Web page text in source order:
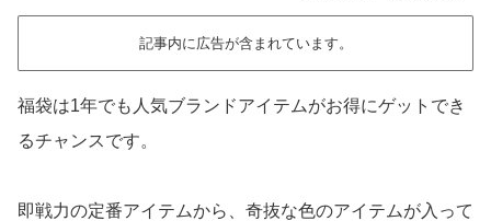
記事内に広告が含まれています。
福袋は1年でも人気ブランドアイテムがお得にゲットでき
るチャンスです。
即戦力の定番アイテムから、奇抜な色のアイテムが入って